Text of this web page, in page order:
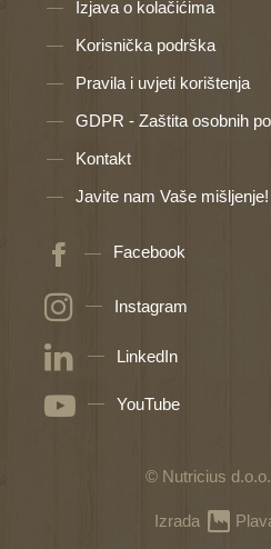
Izjava o kolačićima
Korisnička podrška
Pravila i uvjeti korištenja
GDPR - Zaštita osobnih
Kontakt
Javite nam Vaše mišljenje!
Facebook
Instagram
LinkedIn
YouTube
© Nutricius
Izrada